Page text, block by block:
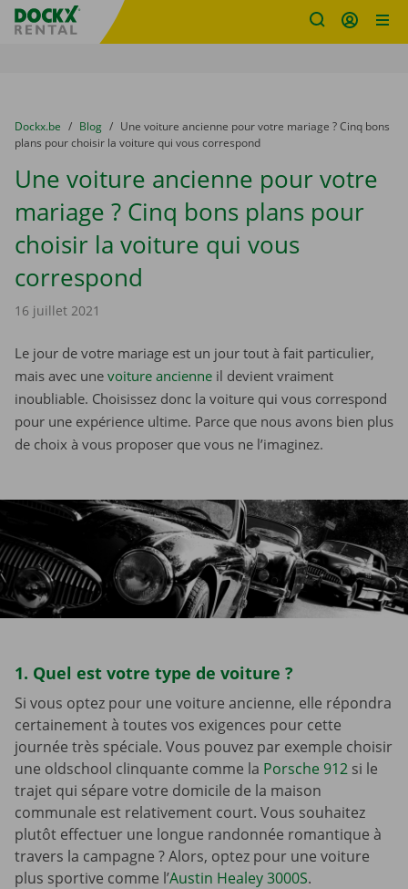
sitename
You are here:
du
Dockx.be to
Blog to
Une voiture ancienne pour votre mariage ? Cinq bons
plans pour choisir la voiture qui vous correspond
Une voiture ancienne pour votre
mariage ? Cinq bons plans pour
choisir la voiture qui vous
correspond
16 juillet 2021
Le jour de votre mariage est un jour tout à fait particulier,
mais avec une voiture ancienne il devient vraiment
inoubliable. Choisissez donc la voiture qui vous correspond
pour une expérience ultime. Parce que nous avons bien plus
de choix à vous proposer que vous ne l’imaginez.
1. Quel est votre type de voiture ?
Si vous optez pour une voiture ancienne, elle répondra
certainement à toutes vos exigences pour cette
journée très spéciale. Vous pouvez par exemple choisir
une oldschool clinquante comme la Porsche 912 si le
trajet qui sépare votre domicile de la maison
communale est relativement court. Vous souhaitez
plutôt effectuer une longue randonnée romantique à
travers la campagne ? Alors, optez pour une voiture
plus sportive comme l’Austin Healey 3000S.